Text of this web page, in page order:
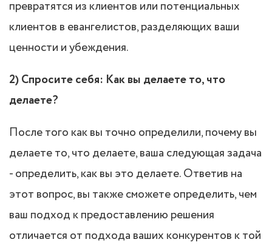
превратятся из клиентов или потенциальных
клиентов в евангелистов, разделяющих ваши
ценности и убеждения.
2) Спросите себя: Как вы делаете то, что
делаете?
После того как вы точно определили, почему вы
делаете то, что делаете, ваша следующая задача
- определить, как вы это делаете. Ответив на
этот вопрос, вы также сможете определить, чем
ваш подход к предоставлению решения
отличается от подхода ваших конкурентов к той